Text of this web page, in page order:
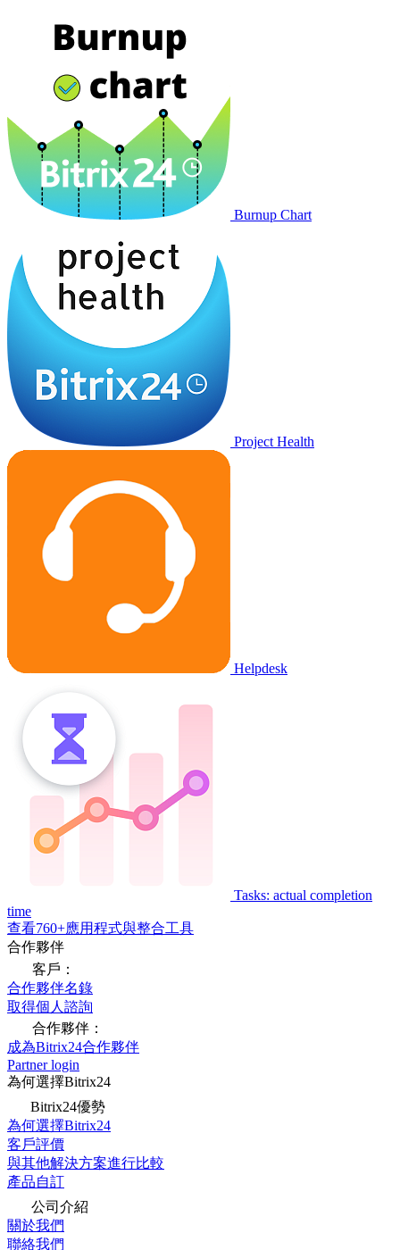
Burnup Chart
Project Health
Helpdesk
Tasks: actual completion
time
查看760+應用程式與整合工具
合作夥伴
客戶：
合作夥伴名錄
取得個人諮詢
合作夥伴：
成為Bitrix24合作夥伴
Partner login
為何選擇Bitrix24
Bitrix24優勢
為何選擇Bitrix24
客戶評價
與其他解決方案進行比較
產品自訂
公司介紹
關於我們
聯絡我們